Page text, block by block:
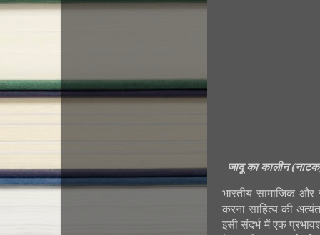
जादू का कालीन
भारतीय सामाजिक
करना साहित्य की
इसी संदर्भ में एक